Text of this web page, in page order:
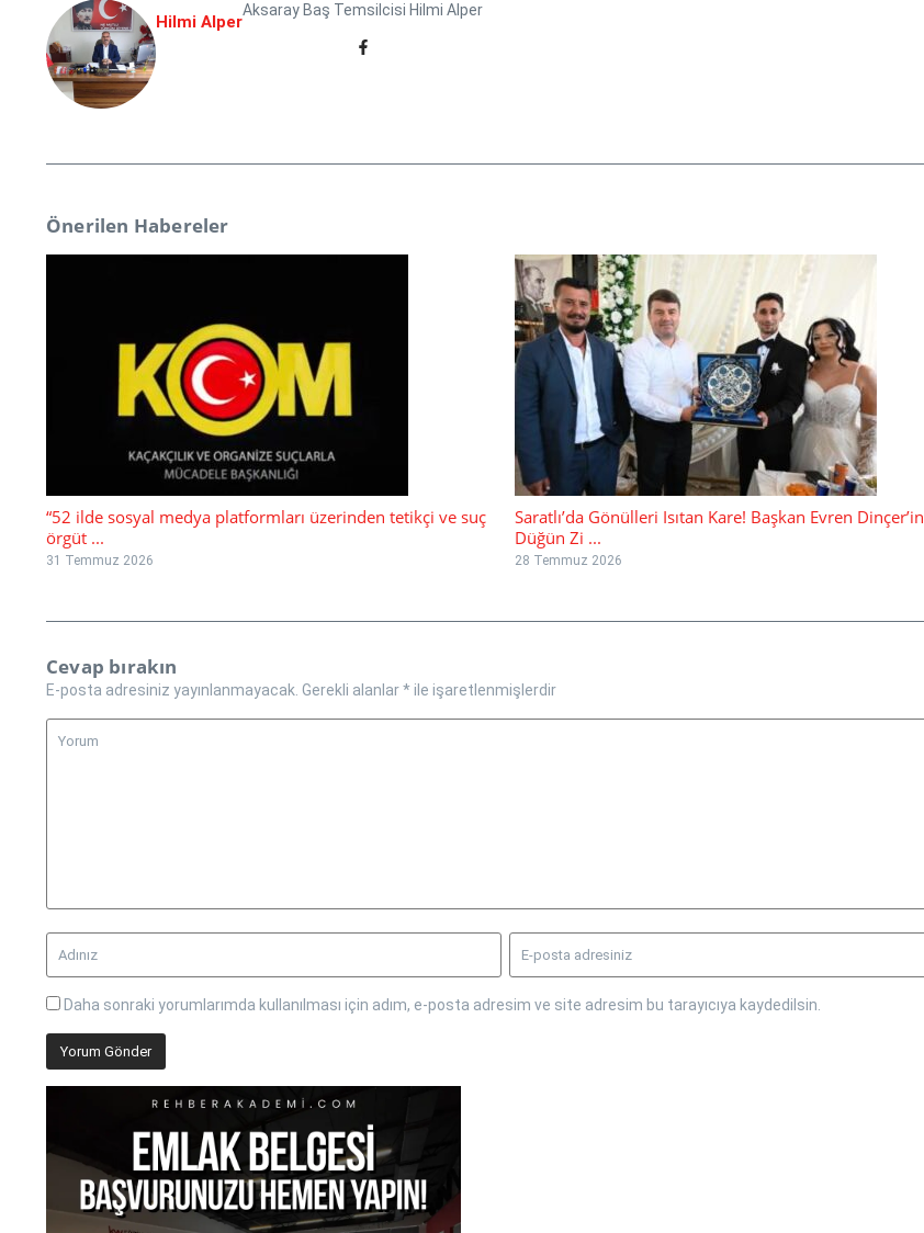
Hilmi Alper
Aksaray Baş Temsilcisi Hilmi Alper
Önerilen Habereler
“52 ilde sosyal medya platformları üzerinden tetikçi ve suç
örgüt ...
31 Temmuz 2026
Saratlı’da Gönülleri Isıtan Kare! Başkan Evren Dinçer’in
Düğün Zi ...
28 Temmuz 2026
Cevap bırakın
E-posta adresiniz yayınlanmayacak. Gerekli alanlar*ile işaretlenmişlerdir
Daha sonraki yorumlarımda kullanılması için adım, e-posta adresim ve site adresim bu tarayıcıya kaydedilsin.